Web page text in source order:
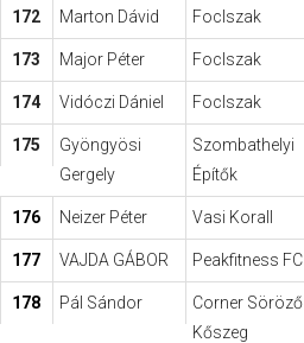
172 Marton Dávid FocIszak
173 Major Péter FocIszak
174 Vidóczi Dániel FocIszak
175
Gyöngyösi
Gergely
Szombathelyi
Építők
176 Neizer Péter Vasi Korall
177 VAJDA GÁBOR Peakfitness FC
178 Pál Sándor
Corner Söröző
Kőszeg